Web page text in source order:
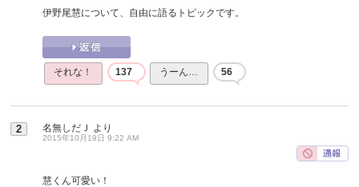
伊野尾慧について、自由に語るトピックです。
それな！ 137 うーん… 56
2 名無しだＪ より
2015年10月19日 9:22 AM
慧くん可愛い！